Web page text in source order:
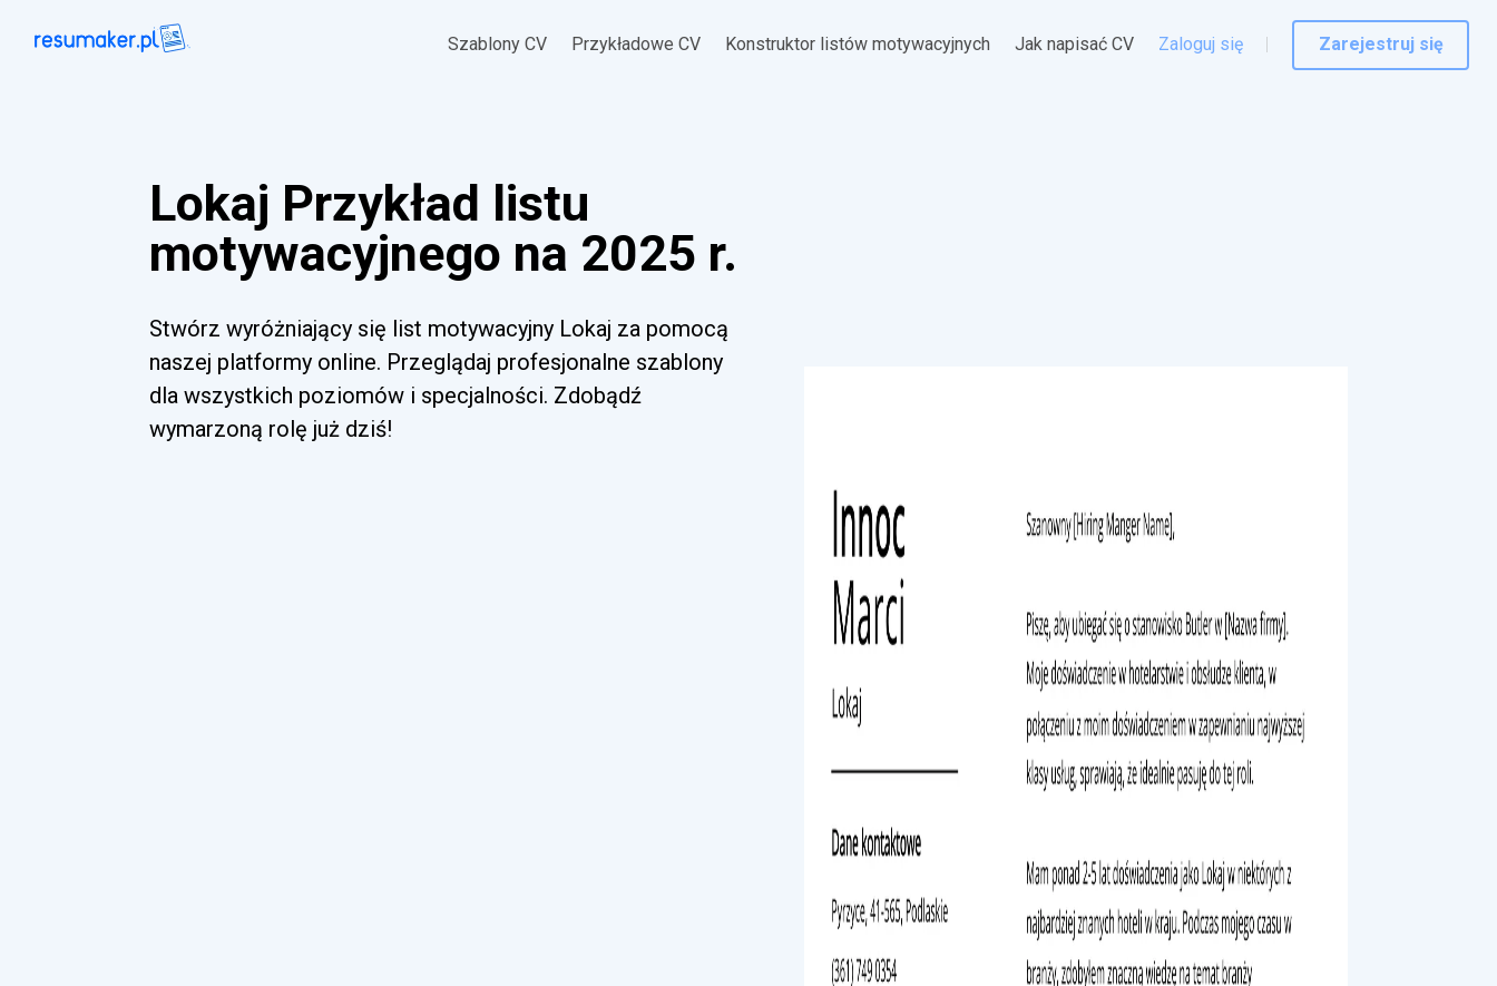
Szablony CV Przykładowe CV Konstruktor listów motywacyjnych Jak napisać CV Zaloguj się Zarejestruj się
Lokaj Przykład listu
motywacyjnego na 2025 r.
Stwórz wyróżniający się list motywacyjny Lokaj za pomocą
naszej platformy online. Przeglądaj profesjonalne szablony
dla wszystkich poziomów i specjalności. Zdobądź
wymarzoną rolę już dziś!